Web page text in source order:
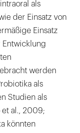
als
der Einsatz von
Einsatz
Entwicklung
werden
als
Studien als
et al., 2009;
könnten